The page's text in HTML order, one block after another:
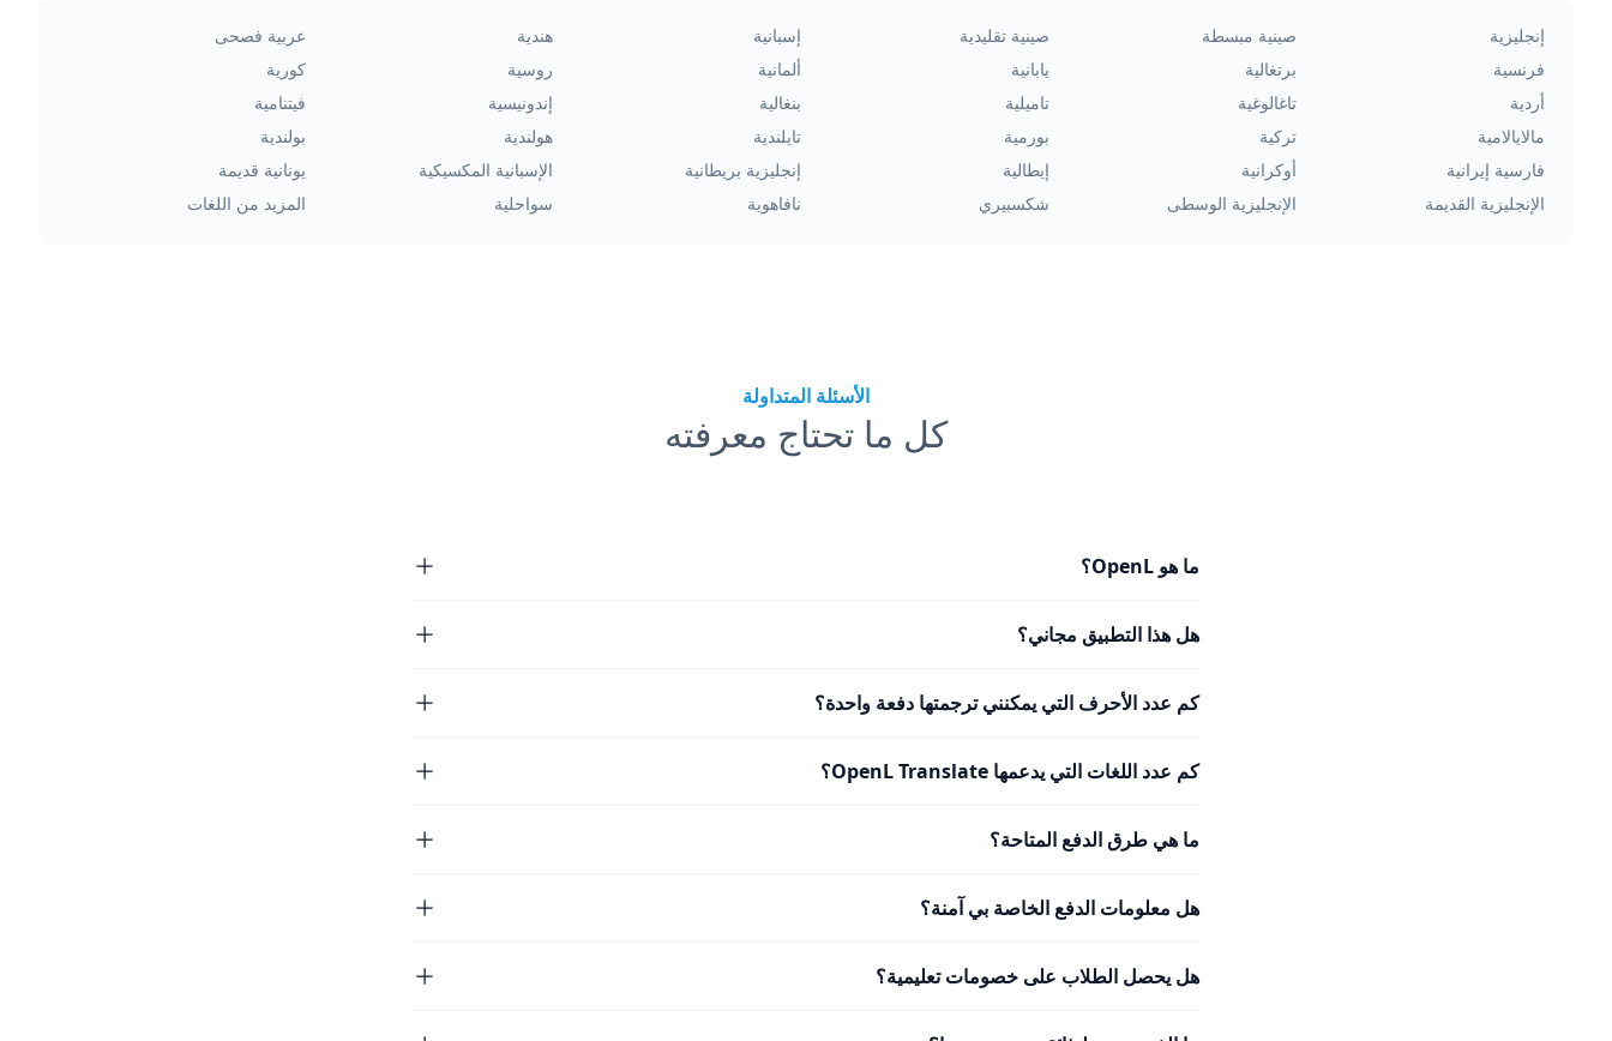
إنجليزية صينية مبسطة صينية تقليدية إسبانية هندية
عربية فصحى
فرنسية
برتغالية يابانية ألمانية روسية
كورية
أردية
تاغالوغية تاميلية بنغالية إندونيسية
فيتنامية
مالايالامية
تركية بورمية تايلندية هولندية
بولندية
فارسية إيرانية
أوكرانية إيطالية إنجليزية بريطانية الإسبانية المكسيكية
يونانية قديمة
الإنجليزية القديمة
الإنجليزية الوسطى شكسبيري نافاهوية سواحلية المزيد من اللغات
الأسئلة المتداولة
كل ما تحتاج معرفته
ما هو OpenL؟
هل هذا التطبيق مجاني؟
كم عدد الأحرف التي يمكنني ترجمتها دفعة واحدة؟
كم عدد اللغات التي يدعمها OpenL Translate؟
ما هي طرق الدفع المتاحة؟
هل معلومات الدفع الخاصة بي آمنة؟
هل يحصل الطلاب على خصومات تعليمية؟